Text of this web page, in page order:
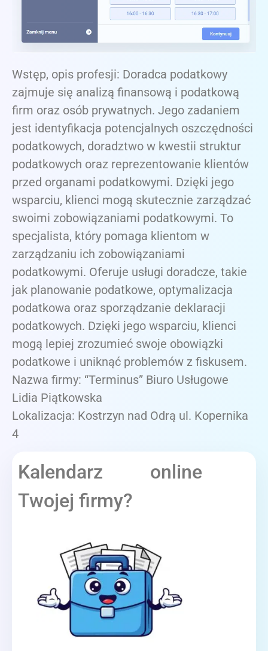
Wstęp, opis profesji: Doradca podatkowy
zajmuje się analizą finansową i podatkową
firm oraz osób prywatnych. Jego zadaniem
jest identyfikacja potencjalnych oszczędności
podatkowych, doradztwo w kwestii struktur
podatkowych oraz reprezentowanie klientów
przed organami podatkowymi. Dzięki jego
wsparciu, klienci mogą skutecznie zarządzać
swoimi zobowiązaniami podatkowymi. To
specjalista, który pomaga klientom w
zarządzaniu ich zobowiązaniami
podatkowymi. Oferuje usługi doradcze, takie
jak planowanie podatkowe, optymalizacja
podatkowa oraz sporządzanie deklaracji
podatkowych. Dzięki jego wsparciu, klienci
mogą lepiej zrozumieć swoje obowiązki
podatkowe i uniknąć problemów z fiskusem.
Nazwa firmy: “Terminus” Biuro Usługowe
Lidia Piątkowska
Lokalizacja: Kostrzyn nad Odrą ul. Kopernika
4
Kalendarz online
Twojej firmy?